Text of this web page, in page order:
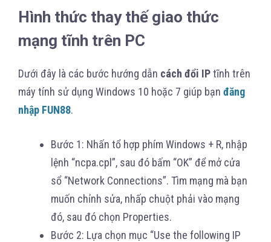
Hình thức thay thế giao thức
mạng tĩnh trên PC
Dưới đây là các bước hướng dẫn cách đổi IPtĩnh trên
máy tính sử dụng Windows 10 hoặc 7 giúp bạn đăng
nhập FUN88.
Bước 1: Nhấn tổ hợp phím Windows + R, nhập
lệnh “ncpa.cpl”, sau đó bấm “OK” để mở cửa
sổ “Network Connections”. Tìm mạng mà bạn
muốn chỉnh sửa, nhấp chuột phải vào mạng
đó, sau đó chọn Properties.
Bước 2: Lựa chọn mục “Use the following IP